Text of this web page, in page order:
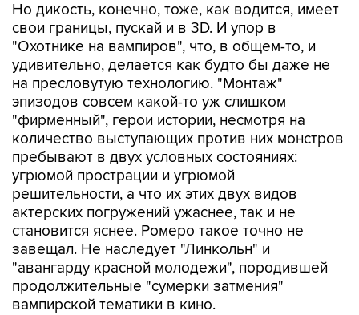
Но дикость, конечно, тоже, как водится, имеет
свои границы, пускай и в 3D. И упор в
"Охотнике на вампиров", что, в общем-то, и
удивительно, делается как будто бы даже не
на пресловутую технологию. "Монтаж"
эпизодов совсем какой-то уж слишком
"фирменный", герои истории, несмотря на
количество выступающих против них монстров
пребывают в двух условных состояниях:
угрюмой прострации и угрюмой
решительности, а что их этих двух видов
актерских погружений ужаснее, так и не
становится яснее. Ромеро такое точно не
завещал. Не наследует "Линкольн" и
"авангарду красной молодежи", породившей
продолжительные "сумерки затмения"
вампирской тематики в кино.